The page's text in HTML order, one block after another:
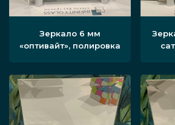
Зеркало 6 мм
«оптивайт», полировка